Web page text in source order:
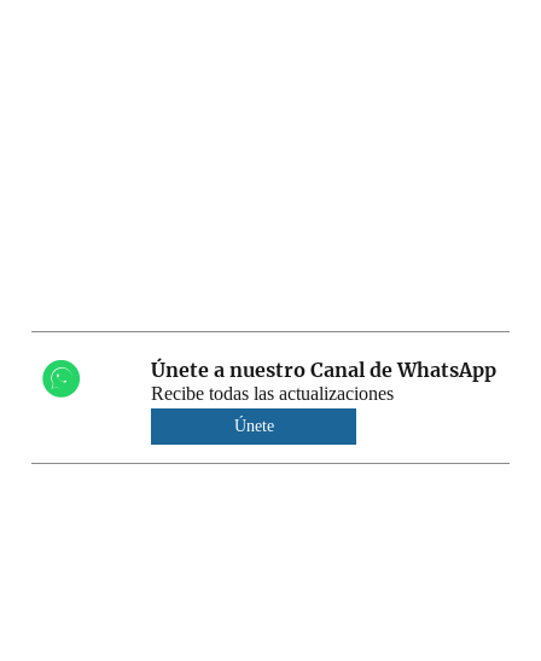
Únete a nuestro Canal de WhatsApp
Recibe todas las actualizaciones
Únete